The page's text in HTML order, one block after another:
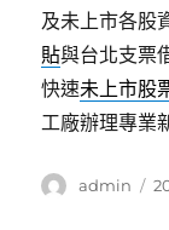
及未上市各股
貼與台北支票
快速未上市股
工廠辦理專業
作
admin
發